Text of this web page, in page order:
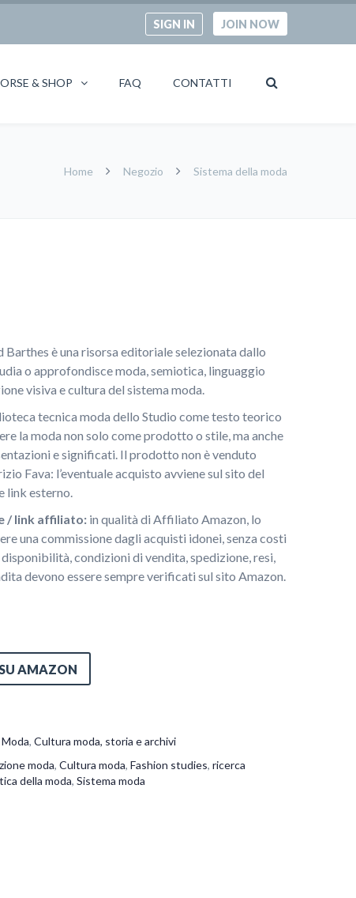
SIGN IN JOIN NOW
& SHOP FAQ CONTATTI
Home Negozio Sistema della moda
Barthes è una risorsa editoriale selezionata dallo
o approfondisce moda, semiotica, linguaggio
visiva e cultura del sistema moda.
tecnica moda dello Studio come testo teorico
la moda non solo come prodotto o stile, ma anche
e significati. Il prodotto non è venduto
Fava: l’eventuale acquisto avviene sul sito del
link esterno.
/ link affiliato: in qualità di Affiliato Amazon, lo
una commissione dagli acquisti idonei, senza costi
condizioni di vendita, spedizione, resi,
devono essere sempre verificati sul sito Amazon.
AMAZON
,Cultura moda, storia e archivi
moda,Cultura moda,Fashion studies,ricerca
della moda,Sistema moda